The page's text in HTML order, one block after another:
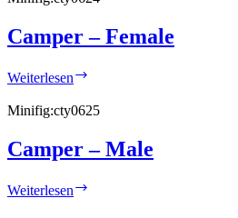
Camper – Female
Weiterlesen
Female
Minifig:cty0625
Camper – Male
Weiterlesen